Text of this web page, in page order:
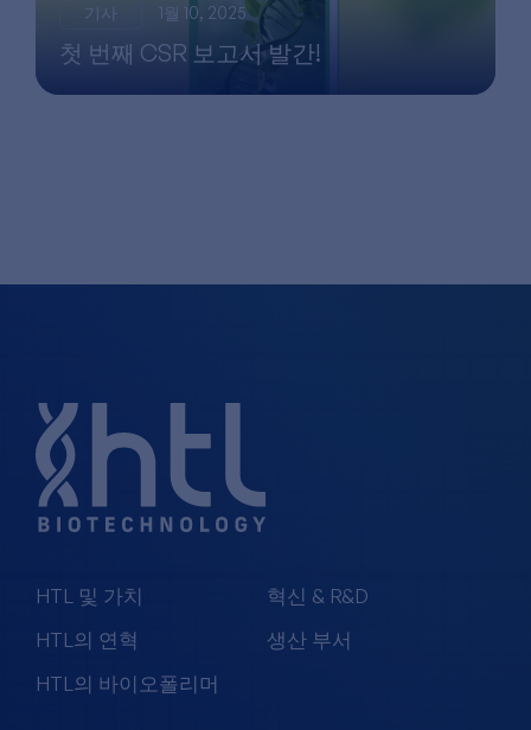
기사 1월 10, 2025
첫 번째 CSR 보고서 발간!
HTL 및 가치
HTL의 연혁
HTL의 바이오폴리머
혁신 & R&D
생산 부서